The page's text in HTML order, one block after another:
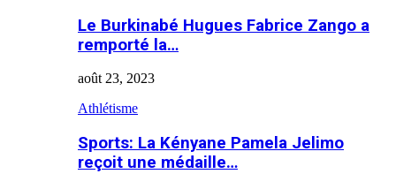
Le Burkinabé Hugues Fabrice Zango a
remporté la…
août 23, 2023
Athlétisme
Sports: La Kényane Pamela Jelimo
reçoit une médaille…